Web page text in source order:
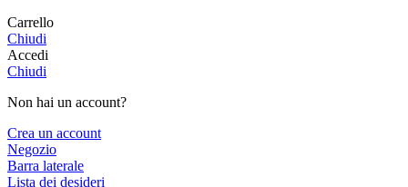
Carrello
Chiudi
Accedi
Chiudi
Non hai un account?
Crea un account
Negozio
Barra laterale
Lista dei desideri